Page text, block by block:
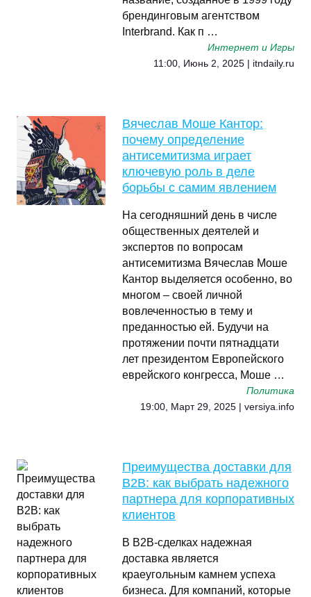
брендинговым агентством
Interbrand. Как п …
Интернет и Игры
11:00, Июнь 2, 2025 | itndaily.ru
Вячеслав Моше Кантор:
почему определение
антисемитизма играет
ключевую роль в деле
борьбы с самим явлением
На сегодняшний день в числе
общественных деятелей и
экспертов по вопросам
антисемитизма Вячеслав Моше
Кантор выделяется особенно, во
многом – своей личной
вовлеченностью в тему и
преданностью ей. Будучи на
протяжении почти пятнадцати
лет президентом Европейского
еврейского конгресса, Моше …
Политика
19:00, Март 29, 2025 | versiya.info
Преимущества доставки для
B2B: как выбрать надежного
партнера для корпоративных
клиентов
В B2B-сделках надежная
доставка является
краеугольным камнем успеха
бизнеса. Для компаний, которые